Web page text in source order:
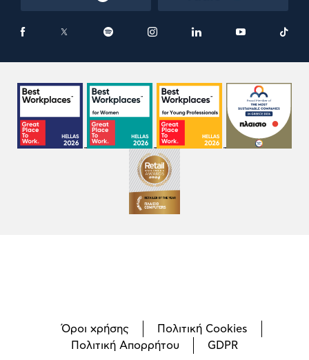
Όροι χρήσης
Πολιτική Cookies
Πολιτική Απορρήτου
GDPR